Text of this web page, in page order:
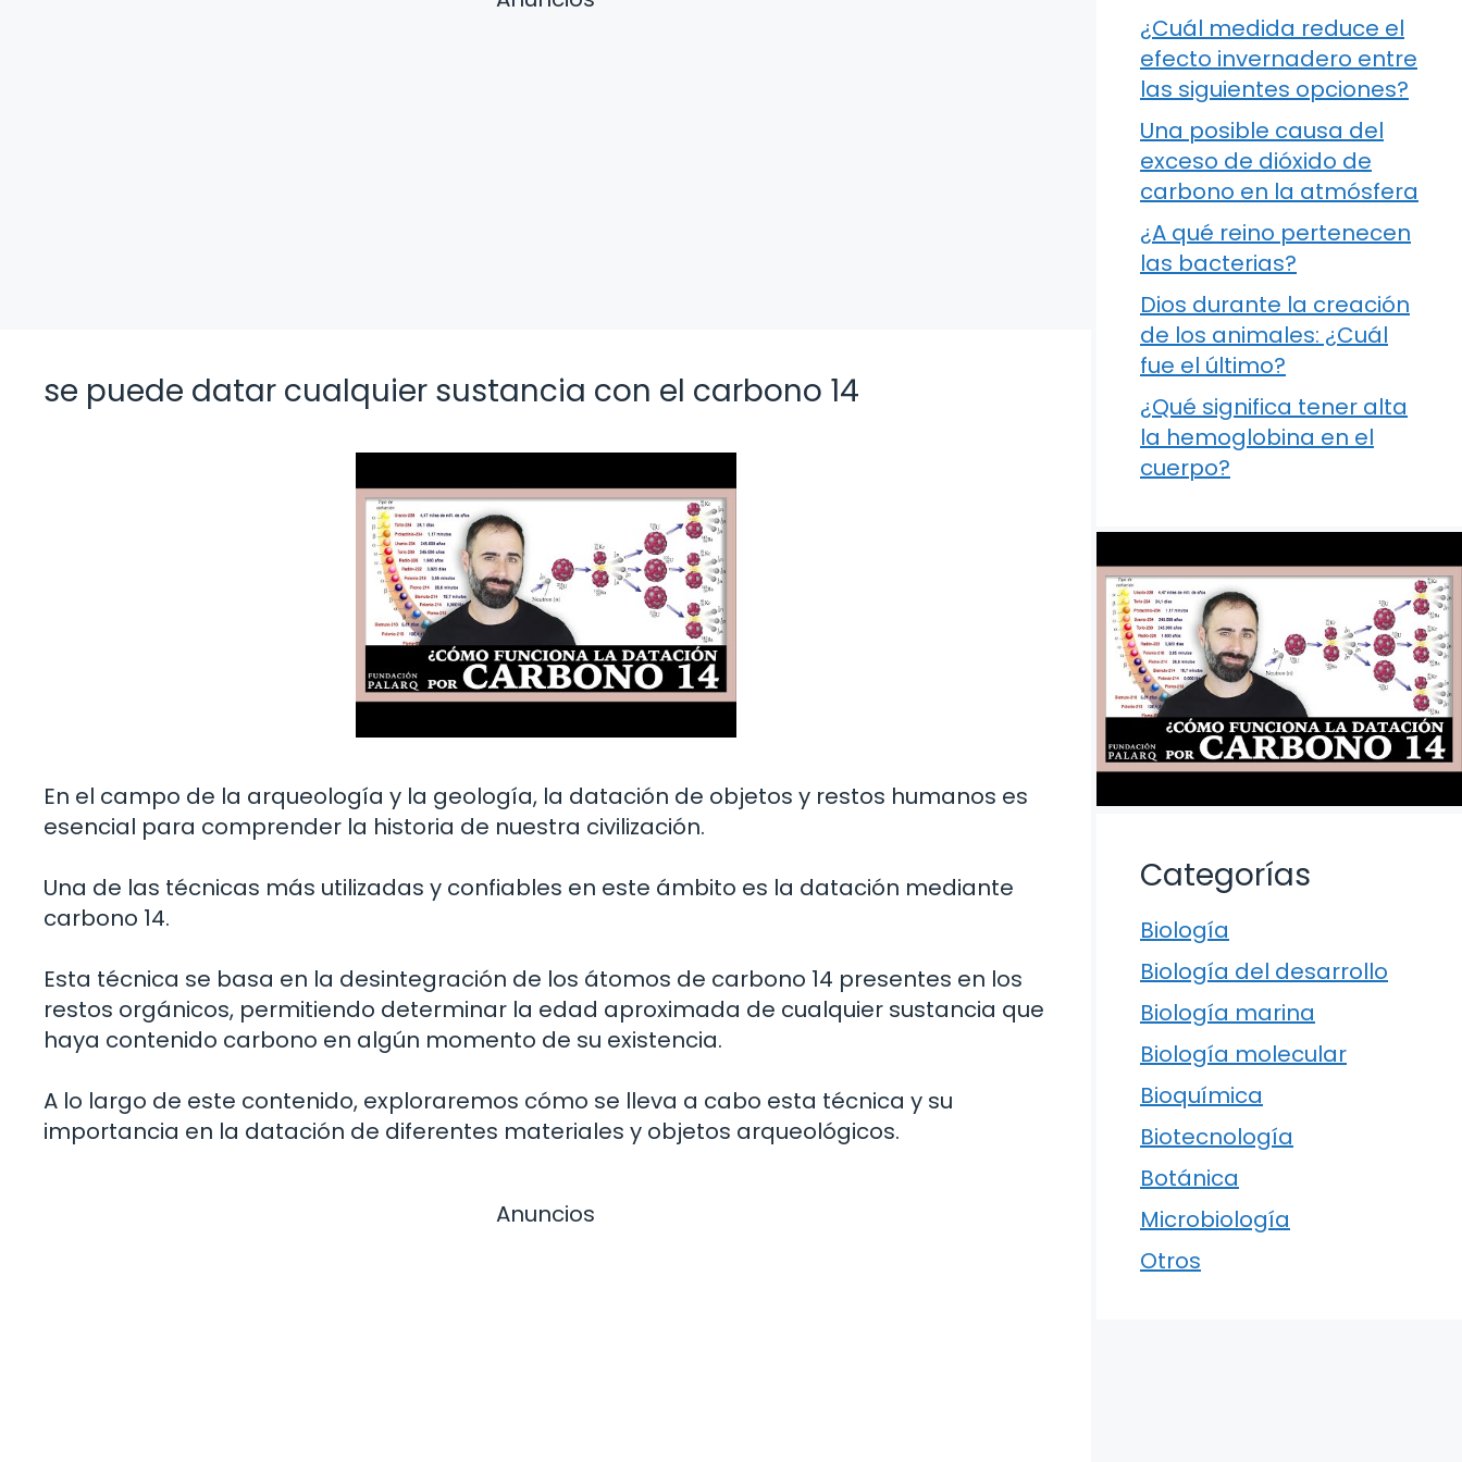
se puede datar cualquier sustancia con el carbono 14
En el campo de la arqueología y la geología, la datación de objetos y restos humanos es
esencial para comprender la historia de nuestra civilización.
Una de las técnicas más utilizadas y confiables en este ámbito es la datación mediante
carbono 14.
Esta técnica se basa en la desintegración de los átomos de carbono 14 presentes en los
restos orgánicos, permitiendo determinar la edad aproximada de cualquier sustancia que
haya contenido carbono en algún momento de su existencia.
A lo largo de este contenido, exploraremos cómo se lleva a cabo esta técnica y su
importancia en la datación de diferentes materiales y objetos arqueológicos.
Anuncios
¿Cuál medida reduce el
efecto invernadero entre
las siguientes opciones?
Una posible causa del
exceso de dióxido de
carbono en la atmósfera
¿A qué reino pertenecen
las bacterias?
Dios durante la creación
de los animales: ¿Cuál
fue el último?
¿Qué significa tener alta
la hemoglobina en el
cuerpo?
Categorías
Biología
Biología del desarrollo
Biología marina
Biología molecular
Bioquímica
Biotecnología
Botánica
Microbiología
Otros